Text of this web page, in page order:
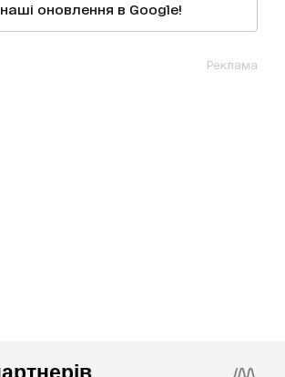
наші оновлення в Google!
Реклама